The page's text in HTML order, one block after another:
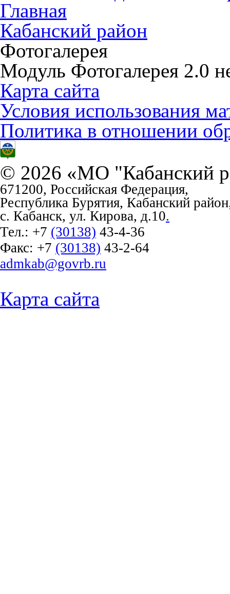
Главная
Кабанский район
Фотогалерея
Модуль Фотогалерея 2.0
Карта сайта
Условия использования
Политика в отношении
© 2026 «МО "Кабанский
671200, Российская Федерация,
Республика Бурятия, Кабанский район
с. Кабанск, ул. Кирова, д.10.
Тел.: +7 (30138) 43-4-36
Факс: +7 (30138) 43-2-64
admkab@govrb.ru
Карта сайта